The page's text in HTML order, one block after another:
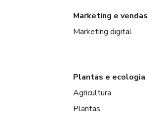
Marketing e vendas
Marketing digital
Plantas e ecologia
Agricultura
Plantas